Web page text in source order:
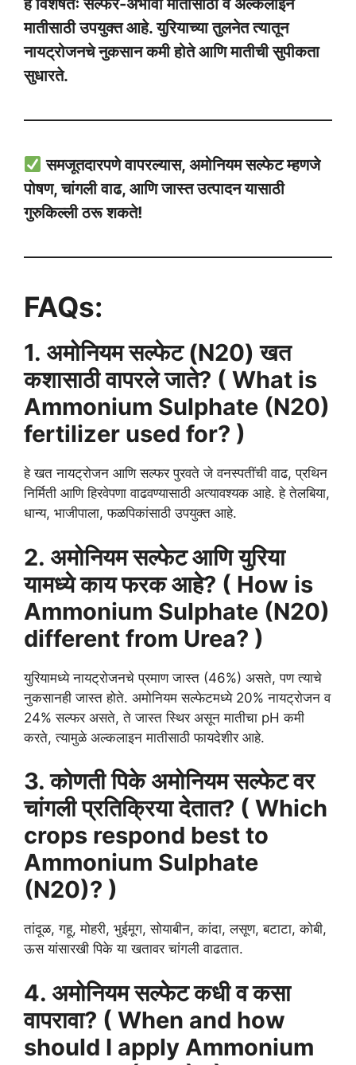
हे विशेषतः सल्फर-अभावी मातीसाठी व अल्कलाइन
मातीसाठी उपयुक्त आहे. युरियाच्या तुलनेत त्यातून
नायट्रोजनचे नुकसान कमी होते आणि मातीची सुपीकता
सुधारते.
समजूतदारपणे वापरल्यास, अमोनियम सल्फेट म्हणजे
पोषण, चांगली वाढ, आणि जास्त उत्पादन यासाठी
गुरुकिल्ली ठरू शकते!
FAQs:
1. अमोनियम सल्फेट (N20) खत
कशासाठी वापरले जाते? ( What is
Ammonium Sulphate (N20)
fertilizer used for? )
हे खत नायट्रोजन आणि सल्फर पुरवते जे वनस्पतींची वाढ, प्रथिन
निर्मिती आणि हिरवेपणा वाढवण्यासाठी अत्यावश्यक आहे. हे तेलबिया,
धान्य, भाजीपाला, फळपिकांसाठी उपयुक्त आहे.
2. अमोनियम सल्फेट आणि युरिया
यामध्ये काय फरक आहे? ( How is
Ammonium Sulphate (N20)
different from Urea? )
युरियामध्ये नायट्रोजनचे प्रमाण जास्त (46%) असते, पण त्याचे
नुकसानही जास्त होते. अमोनियम सल्फेटमध्ये 20% नायट्रोजन व
24% सल्फर असते, ते जास्त स्थिर असून मातीचा pH कमी
करते, त्यामुळे अल्कलाइन मातीसाठी फायदेशीर आहे.
3. कोणती पिके अमोनियम सल्फेट वर
चांगली प्रतिक्रिया देतात? ( Which
crops respond best to
Ammonium Sulphate
(N20)? )
तांदूळ, गहू, मोहरी, भुईमूग, सोयाबीन, कांदा, लसूण, बटाटा, कोबी,
ऊस यांसारखी पिके या खतावर चांगली वाढतात.
4. अमोनियम सल्फेट कधी व कसा
वापरावा? ( When and how
should I apply Ammonium